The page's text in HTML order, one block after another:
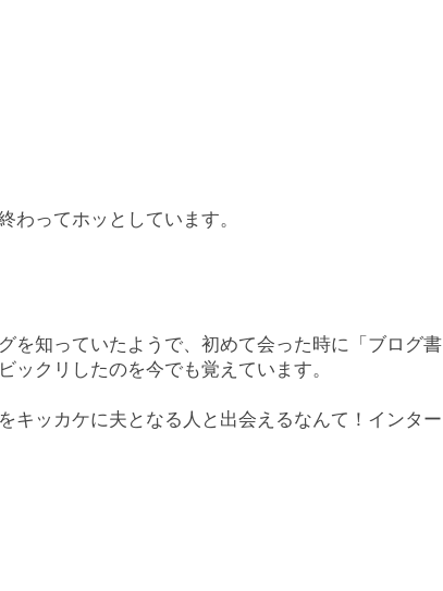
わってホッとしています。
を知っていたようで、初めて会った時に「ブログ書
ックリしたのを今でも覚えています。
キッカケに夫となる人と出会えるなんて！インター